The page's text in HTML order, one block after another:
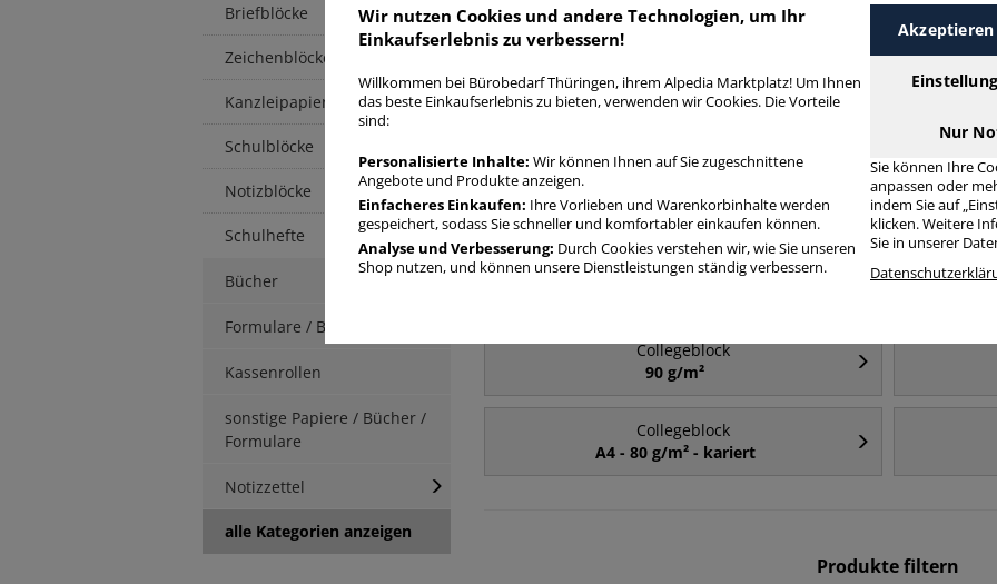
Briefblöcke
Zeichenblöcke
Kanzleipapier
Schulblöcke
Notizblöcke
Schulhefte
Bücher
Formulare / Berichte
Kassenrollen
sonstige Papiere / Bücher /
Formulare
Notizzettel
alle Kategorien anzeigen
Collegeblock A4 90 g/m²
Häufig gesucht
A4
Collegeblock
Collegeblock
90 g/m²
Collegeblock
A4 - 80 g/m² - kariert
Produkte filtern
Wir nutzen Cookies und andere Technologien, um Ihr
Einkaufserlebnis zu verbessern!
Willkommen bei Bürobedarf Thüringen, ihrem Alpedia Marktplatz! Um Ihnen
das beste Einkaufserlebnis zu bieten, verwenden wir Cookies. Die Vorteile
sind:
Personalisierte Inhalte: Wir können Ihnen auf Sie zugeschnittene
Angebote und Produkte anzeigen.
Einfacheres Einkaufen: Ihre Vorlieben und Warenkorbinhalte werden
gespeichert, sodass Sie schneller und komfortabler einkaufen können.
Analyse und Verbesserung: Durch Cookies verstehen wir, wie Sie unseren
Shop nutzen, und können unsere Dienstleistungen ständig verbessern.
Nur
Sie können Ihre
anpassen oder
indem Sie auf
klicken. Weitere
Sie in unserer